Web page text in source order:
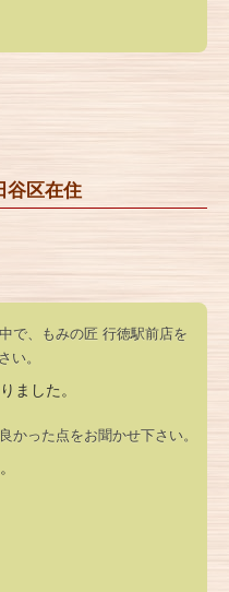
谷区在住
で、もみの匠 行徳駅前店を
い。
ました。
かった点をお聞かせ下さい。